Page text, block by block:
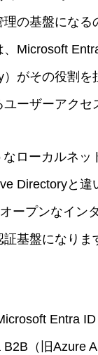
の基盤になる
、Microsoft
がその役割を
ーザーアクセ
ローカルネッ
Directoryと違
ープンなイン
証基盤になりま
Entra
B2B（旧Azure